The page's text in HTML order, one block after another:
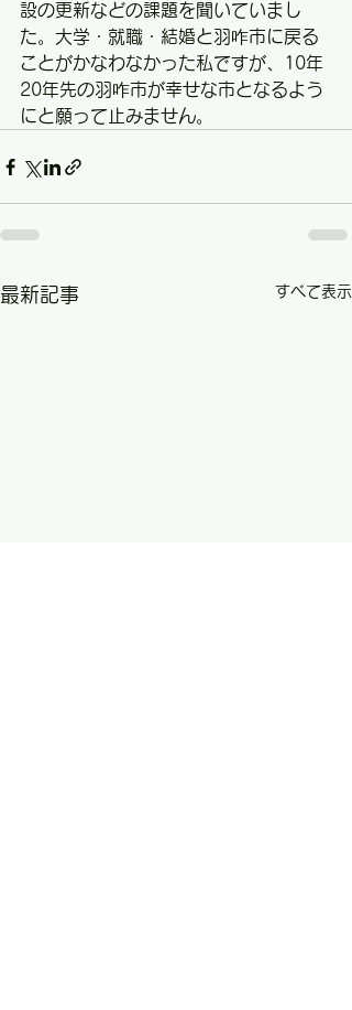
設の更新などの課題を聞いていまし
た。大学・就職・結婚と羽咋市に戻る
ことがかなわなかった私ですが、10年
20年先の羽咋市が幸せな市となるよう
にと願って止みません。
最新記事 すべて表示